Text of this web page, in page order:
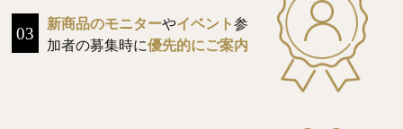
03
新商品のモニターやイベント参
加者の募集時に優先的にご案内